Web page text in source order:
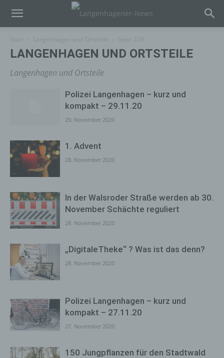
LANGENHAGEN UND ORTSTEILE
Langenhagen und Ortsteile
Polizei Langenhagen – kurz und
kompakt – 29.11.20
29. November 2020
1. Advent
28. November 2020
In der Walsroder Straße werden ab 30.
November Schächte reguliert
28. November 2020
„DigitaleTheke“ ? Was ist das denn?
28. November 2020
Polizei Langenhagen – kurz und
kompakt – 27.11.20
27. November 2020
150 Jungpflanzen für den Stadtwald